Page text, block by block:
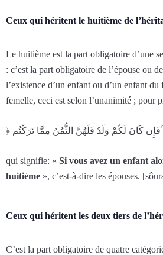
Ceux qui héritent le huitième de
Le huitième est la part obligatoire d’une
: c’est la part obligatoire de l’épouse ou
l’existence d’un enfant ou d’un enfant
femelle, ceci est selon l’unanimité ; pour
﴾
qui signifie: « Si vous avez un enfant
huitième », c’est-à-dire les épouses.
Ceux qui héritent les deux tiers de
C’est la part obligatoire de quatre